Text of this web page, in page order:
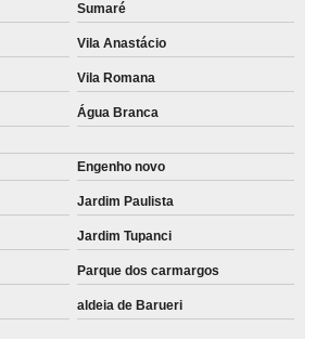
Sumaré
Vila Anastácio
Vila Romana
Água Branca
Engenho novo
Jardim Paulista
Jardim Tupanci
Parque dos carmargos
aldeia de Barueri